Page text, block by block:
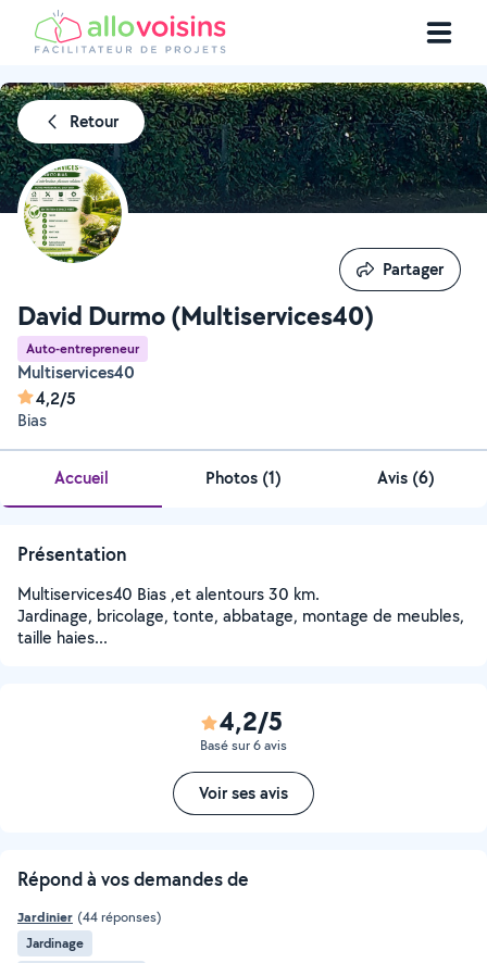
Retour
David Durmo (Multiservices40)
Auto-entrepreneur
Multiservices40
4,2/5
Bias
Partager
Partager
Accueil Photos (1) Avis (6)
Présentation
Multiservices40 Bias ,et alentours 30 km.
Jardinage, bricolage, tonte, abbatage, montage de meubles,
taille haies...
4,2/5
Basé sur 6 avis
Voir ses avis
Répond à vos demandes de
Jardinier (44 réponses)
Jardinage